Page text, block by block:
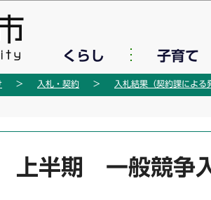
くらし 子育て
入札・契約 入札結果（契約課による
半期 一般競争入